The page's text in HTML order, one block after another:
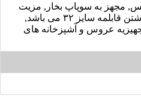
مجهز به سوپاپ بخار, مزیت
این سرویس داشتن قابلمه سایز ۳۲ می باشد,
عروس و آشپزخانه های